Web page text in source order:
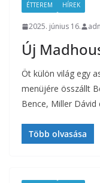
ÉTTEREM HÍREK
2025. június 16.
Új
Öt külön világ egy
menüjére összállt
Bence, Miller Dávid
Több olvasása